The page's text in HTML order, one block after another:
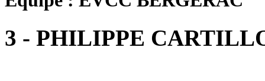
3 - PHILIPPE